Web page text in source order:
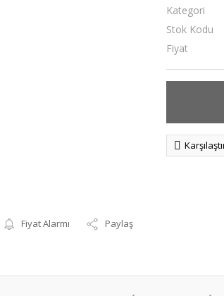
Fiyat Alarmı Paylaş
Kategori
Stok Kodu
Fiyat